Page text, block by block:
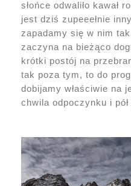
słońce odwaliło kawał
jest dziś zupeeełnie
zapadamy się w nim
zaczyna na bieżąco
krótki postój na
tak poza tym, to do
dobijamy właściwie na
chwila odpoczynku i